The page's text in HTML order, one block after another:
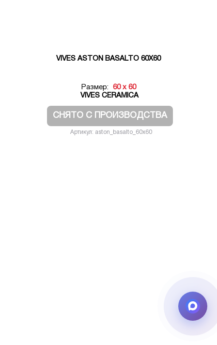
VIVES ASTON BASALTO 60X60
Размер:
60 x 60
VIVES CERAMICA
СНЯТО С ПРОИЗВОДСТВА
Артикул: aston_basalto_60x60